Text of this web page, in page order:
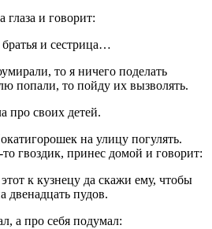
глаза и говорит:
и сестрица…
то я ничего поделать
попали, то пойду их вызволять.
про своих детей.
на улицу погулять.
гвоздик, принес домой и говорит:
к кузнецу да скажи ему, чтобы
двенадцать пудов.
а про себя подумал: